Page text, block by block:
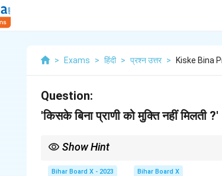
> Exams > हिंदी > प्रश्न उत्तर > Kiske Bina
Question:
'किसके बिना प्राणी को मुक्ति नहीं मिलती ?'
Show Hint
Bihar Board X - 2023 Bihar Board X